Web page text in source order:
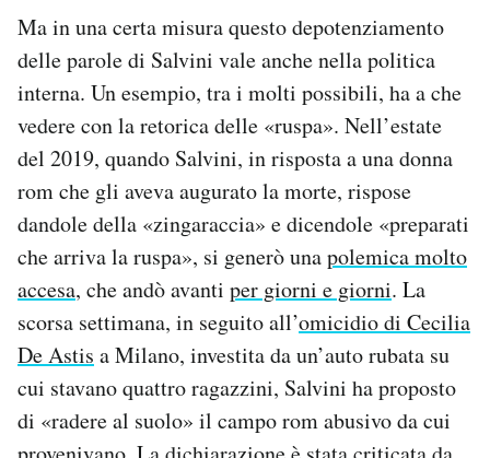
Ma in una certa misura questo depotenziamento
delle parole di Salvini vale anche nella politica
interna. Un esempio, tra i molti possibili, ha a che
vedere con la retorica delle «ruspa». Nell’estate
del 2019, quando Salvini, in risposta a una donna
rom che gli aveva augurato la morte, rispose
dandole della «zingaraccia» e dicendole «preparati
che arriva la ruspa», si generò unapolemica molto
accesa, che andò avanti per giorni e giorni. La
scorsa settimana, in seguito all’omicidio di Cecilia
De Astis a Milano, investita da un’auto rubata su
cui stavano quattro ragazzini, Salvini ha proposto
di «radere al suolo» il campo rom abusivo da cui